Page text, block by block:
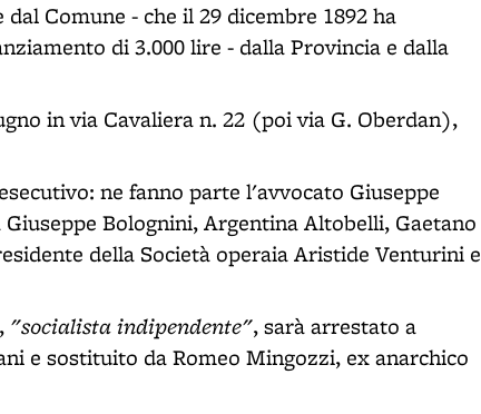
Comune - che il 29 dicembre 1892 ha
di 3.000 lire - dalla Provincia e dalla
in via Cavaliera n. 22 (poi via G. Oberdan),
ne fanno parte l'avvocato Giuseppe
Bolognini, Argentina Altobelli, Gaetano
della Società operaia Aristide Venturini e
"socialista indipendente", sarà arrestato a
e sostituito da Romeo Mingozzi, ex anarchico